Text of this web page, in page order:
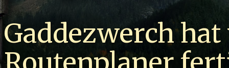
Gaddezwerch